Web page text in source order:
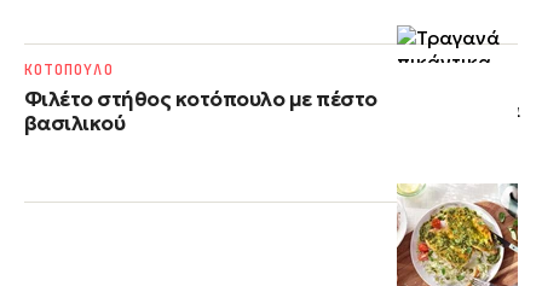
Φιλέτο στήθος κοτόπουλο με πέστο
βασιλικού
ΚΟΤΟΠΟΥΛΟ